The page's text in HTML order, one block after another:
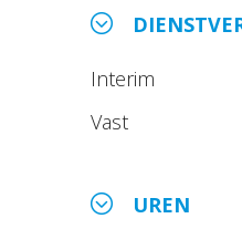
Interim
Vast
UREN